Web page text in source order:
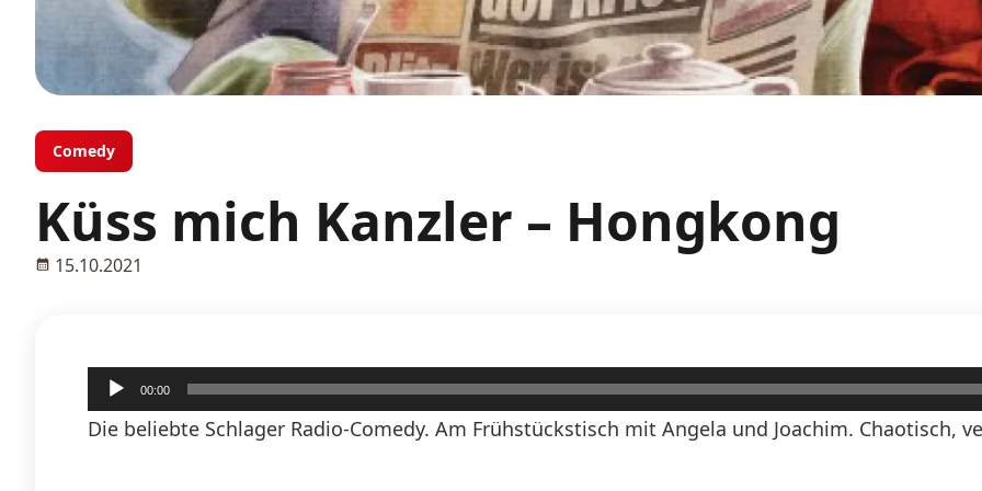
Comedy
Küss mich Kanzler – Hongkong
15.10.2021
Audio-
Player
00:00
Die beliebte Schlager Radio-Comedy. Am Frühstückstisch mit Angela und Joachim. Chaotisch,